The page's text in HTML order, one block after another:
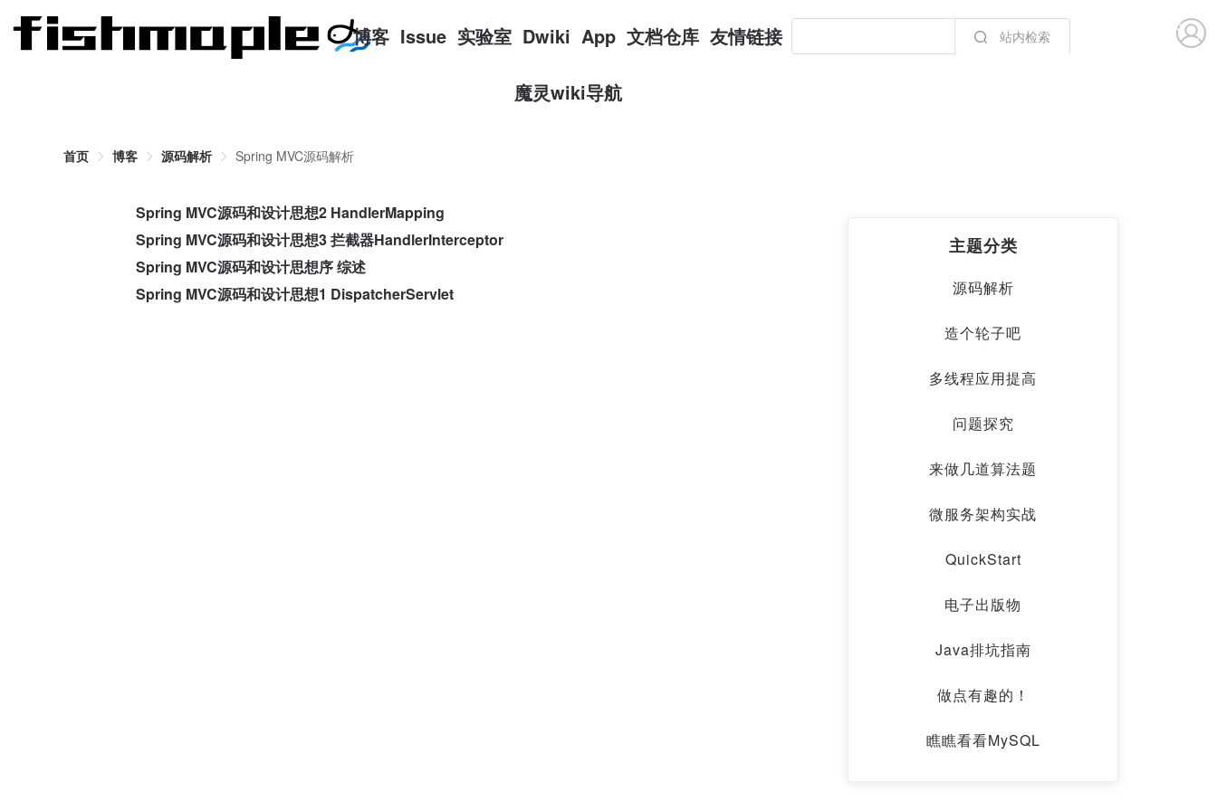
博客 Issue 实验室 Dwiki App 文档仓库 友情链接
魔灵wiki导航
站内检索
首页 博客 源码解析 Spring MVC源码解析
Spring MVC源码和设计思想2 HandlerMapping
Spring MVC源码和设计思想3 拦截器HandlerInterceptor
Spring MVC源码和设计思想序 综述
Spring MVC源码和设计思想1 DispatcherServlet
主题分类
源码解析
造个轮子吧
多线程应用提高
问题探究
来做几道算法题
微服务架构实战
QuickStart
电子出版物
Java排坑指南
做点有趣的！
瞧瞧看看MySQL